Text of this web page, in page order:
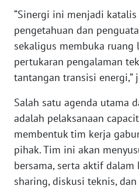
“Sinergi ini menjadi
pengetahuan dan
sekaligus membuka
pertukaran pengalaman
tantangan transisi energi,”
Salah satu agenda utama
adalah pelaksanaan
membentuk tim kerja
pihak. Tim ini akan
bersama, serta aktif
sharing, diskusi teknis,
WN
SUMSEL
WN
WN
LAMPUNG
WN
JATENG